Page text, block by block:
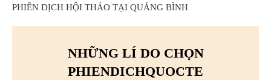
PHIÊN DỊCH HỘI THẢO TẠI QUẢNG BÌNH
NHỮNG LÍ DO CHỌN
PHIENDICHQUOCTE